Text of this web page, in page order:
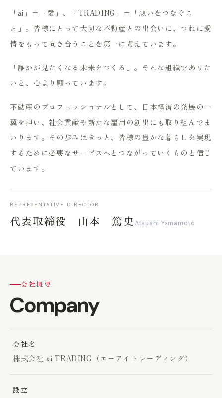
「ai」＝「愛」、「TRADING」＝「想いをつなぐこ
と」。皆様にとって大切な不動産との出会いに、つねに愛
情をもって向き合うことを第一に考えています。
「誰かが見たくなる未来をつくる」。そんな組織でありた
いと、心より願っています。
不動産のプロフェッショナルとして、日本経済の発展の一
翼を担い、社会貢献や新たな雇用の創出にも取り組んでま
いります。その歩みはきっと、皆様の豊かな暮らしを実現
するために必要なサービスへとつながっていくものと信じ
ています。
REPRESENTATIVE DIRECTOR
代表取締役 山本 篤史Atsushi Yamamoto
会社概要
Company
会社名
株式会社 ai TRADING（エーアイトレーディング）
設立